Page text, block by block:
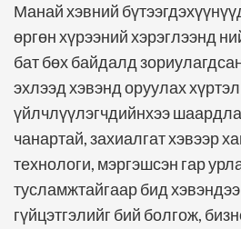
Манай хэвний
өргөн хүрээний хэрэглээнд
бат бөх байдалд
эхлээд хэвэнд оруулах
үйлчлүүлэгчдийнхээ
чанартай, захиалгат хэвээр
технологи, мэргэшсэн гар
тусламжтайгаар бид
гүйцэтгэлийг бий болгож,